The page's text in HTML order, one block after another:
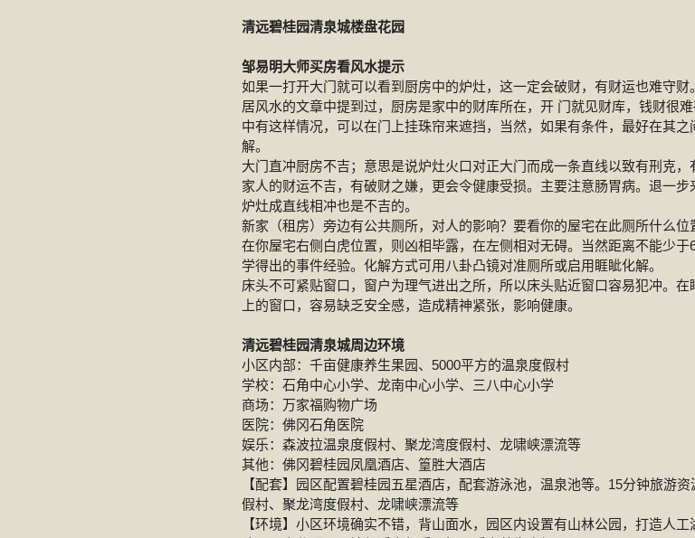
清远碧桂园清泉城楼盘花园
邹易明大师买房看风水提示
如果一打开大门就可以看到厨房中的炉灶，这一定会破财，有财运也难守财
居风水的文章中提到过，厨房是家中的财库所在，开 门就见财库，钱财很
中有这样情况，可以在门上挂珠帘来遮挡，当然，如果有条件，最好在其
解。
大门直冲厨房不吉；意思是说炉灶火口对正大门而成一条直线以致有刑克
家人的财运不吉，有破财之嫌，更会令健康受损。主要注意肠胃病。退一步
炉灶成直线相冲也是不吉的。
新家（租房）旁边有公共厕所，对人的影响？要看你的屋宅在此厕所什么
在你屋宅右侧白虎位置，则凶相毕露，在左侧相对无碍。当然距离不能少于
学得出的事件经验。化解方式可用八卦凸镜对准厕所或启用睚眦化解。
床头不可紧贴窗口，窗户为理气进出之所，所以床头贴近窗口容易犯冲。
上的窗口，容易缺乏安全感，造成精神紧张，影响健康。
清远碧桂园清泉城周边环境
小区内部：千亩健康养生果园、5000平方的温泉度假村
学校：石角中心小学、龙南中心小学、三八中心小学
商场：万家福购物广场
医院：佛冈石角医院
娱乐：森波拉温泉度假村、聚龙湾度假村、龙啸峡漂流等
其他：佛冈碧桂园凤凰酒店、篁胜大酒店
【配套】园区配置碧桂园五星酒店，配套游泳池，温泉池等。15分钟旅游
假村、聚龙湾度假村、龙啸峡漂流等
【环境】小区环境确实不错，背山面水，园区内设置有山林公园，打造人